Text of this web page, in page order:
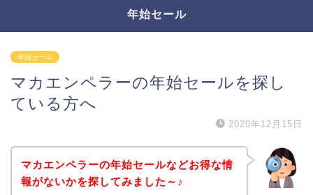
年始セール
年始セール
マカエンペラーの年始セールを探し
ている方へ
2020年12月15日
マカエンペラーの年始セールなどお得な情
報がないかを探してみました～♪